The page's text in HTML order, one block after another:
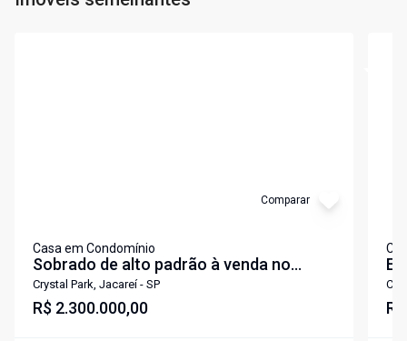
Comparar
Casa em Condomínio
Sobrado de alto padrão à venda no
Crystal Park I - Porteira Fechada
Crystal Park, Jacareí - SP
R$ 2.300.000,00